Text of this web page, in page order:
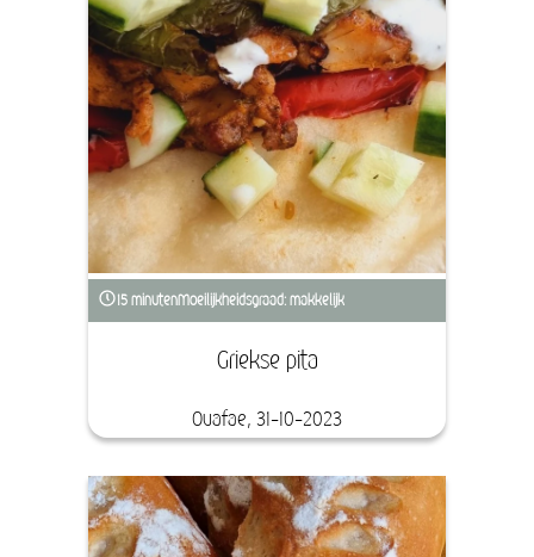
15 minutenMoeilijkheidsgraad: makkelijk
Griekse pita
Ouafae, 31-10-2023